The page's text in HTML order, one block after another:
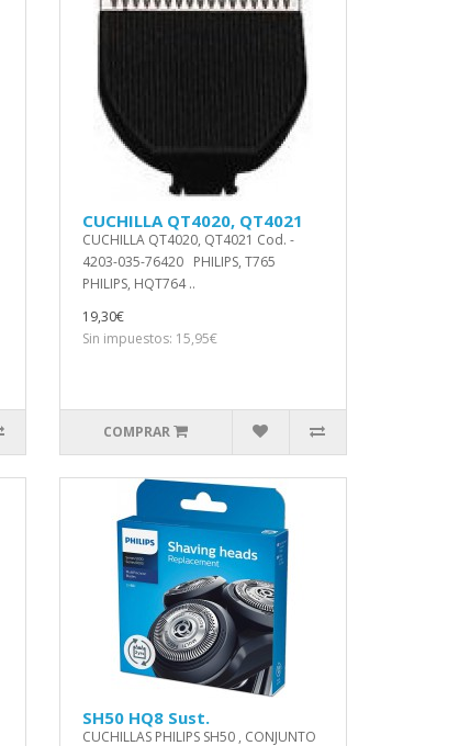
CUCHILLA QT4020, QT4021
CUCHILLA QT4020, QT4021 Cod. -
4203-035-76420 PHILIPS, T765
PHILIPS, HQT764 ..
19,30€
Sin impuestos: 15,95€
COMPRAR
SH50 HQ8 Sust.
CUCHILLAS PHILIPS SH50 , CONJUNTO